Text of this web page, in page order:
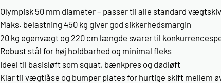
Olympisk 50 mm diameter – passer til alle standard
Maks. belastning 450 kg giver god sikkerhedsmargin
20 kg egenvægt og 220 cm længde svarer til
Robust stål for høj holdbarhed og minimal fleks
Ideel til basisløft som squat, bænkpres og dødløft
Klar til vægtlåse og bumper plates for hurtige skift mellem